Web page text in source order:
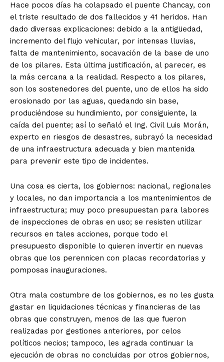
Hace pocos días ha colapsado el puente Chancay, con
el triste resultado de dos fallecidos y 41 heridos. Han
dado diversas explicaciones: debido a la antigüedad,
incremento del flujo vehicular, por intensas lluvias,
falta de mantenimiento, socavación de la base de uno
de los pilares. Esta última justificación, al parecer, es
la más cercana a la realidad. Respecto a los pilares,
son los sostenedores del puente, uno de ellos ha sido
erosionado por las aguas, quedando sin base,
produciéndose su hundimiento, por consiguiente, la
caída del puente; así lo señaló el Ing. Civil Luis Morán,
experto en riesgos de desastres, subrayó la necesidad
de una infraestructura adecuada y bien mantenida
para prevenir este tipo de incidentes.
Una cosa es cierta, los gobiernos: nacional, regionales
y locales, no dan importancia a los mantenimientos de
infraestructura; muy poco presupuestan para labores
de inspecciones de obras en uso; se resisten utilizar
recursos en tales acciones, porque todo el
presupuesto disponible lo quieren invertir en nuevas
obras que los perennicen con placas recordatorias y
pomposas inauguraciones.
Otra mala costumbre de los gobiernos, es no les gusta
gastar en liquidaciones técnicas y financieras de las
obras que construyen, menos de las que fueron
realizadas por gestiones anteriores, por celos
políticos necios; tampoco, les agrada continuar la
ejecución de obras no concluidas por otros gobiernos,